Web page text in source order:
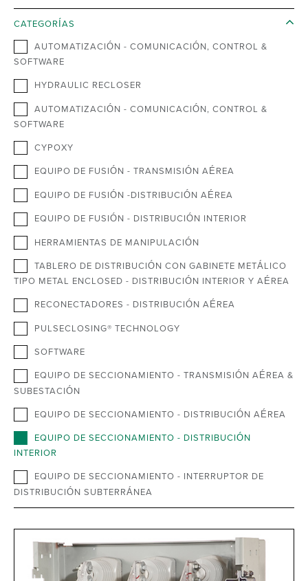
CATEGORÍAS
AUTOMATIZACIÓN - COMUNICACIÓN, CONTROL &
SOFTWARE
HYDRAULIC RECLOSER
AUTOMATIZACIÓN - COMUNICACIÓN, CONTROL &
SOFTWARE
CYPOXY
EQUIPO DE FUSIÓN - TRANSMISIÓN AÉREA
EQUIPO DE FUSIÓN -DISTRIBUCIÓN AÉREA
EQUIPO DE FUSIÓN - DISTRIBUCIÓN INTERIOR
HERRAMIENTAS DE MANIPULACIÓN
TABLERO DE DISTRIBUCIÓN CON GABINETE METÁLICO
TIPO METAL ENCLOSED - DISTRIBUCIÓN INTERIOR Y AÉREA
RECONECTADORES - DISTRIBUCIÓN AÉREA
PULSECLOSING® TECHNOLOGY
SOFTWARE
EQUIPO DE SECCIONAMIENTO - TRANSMISIÓN AÉREA &
SUBESTACIÓN
EQUIPO DE SECCIONAMIENTO - DISTRIBUCIÓN AÉREA
EQUIPO DE SECCIONAMIENTO - DISTRIBUCIÓN
INTERIOR
EQUIPO DE SECCIONAMIENTO - INTERRUPTOR DE
DISTRIBUCIÓN SUBTERRÁNEA